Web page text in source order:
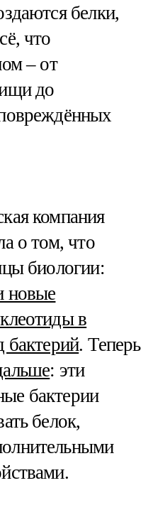
белки,
что
– от
до
компания
о том, что
биологии:
новые
в
бактерий. Теперь
: эти
бактерии
белок,